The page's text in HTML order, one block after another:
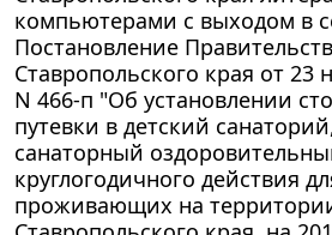
компьютерами с выходом в
Постановление
Ставропольского края от 23
N 466-п "Об установлении
путевки в детский
санаторный
круглогодичного действия
проживающих на